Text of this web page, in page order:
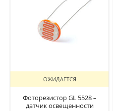
ОЖИДАЕТСЯ
Фоторезистор GL 5528 –
датчик освещенности